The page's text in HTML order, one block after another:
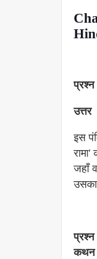
प्रश्न
उत्तर
इस
जहाँ
उसका
प्रश्न
कथन